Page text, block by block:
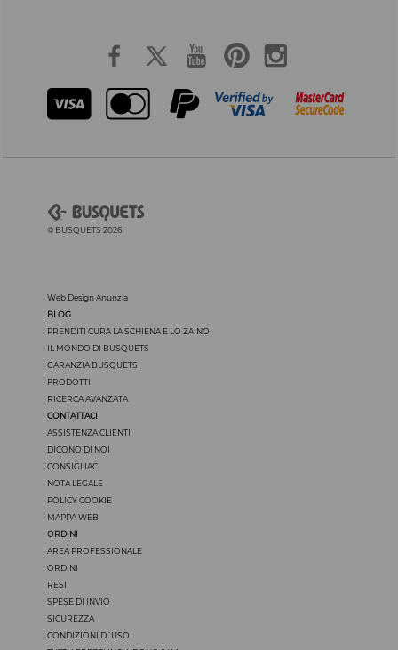
© BUSQUETS 2026
Web Design Anunzia
BLOG
PRENDITI CURA LA SCHIENA E LO ZAINO
IL MONDO DI BUSQUETS
GARANZIA BUSQUETS
PRODOTTI
RICERCA AVANZATA
CONTATTACI
ASSISTENZA CLIENTI
DICONO DI NOI
CONSIGLIACI
NOTA LEGALE
POLICY COOKIE
MAPPA WEB
ORDINI
AREA PROFESSIONALE
ORDINI
RESI
SPESE DI INVIO
SICUREZZA
CONDIZIONI D´USO